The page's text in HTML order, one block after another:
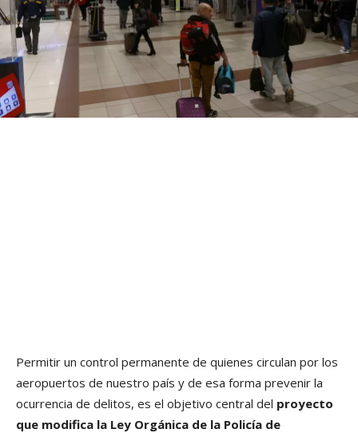
Permitir un control permanente de quienes circulan por los
aeropuertos de nuestro país y de esa forma prevenir la
ocurrencia de delitos, es el objetivo central del proyecto
que modifica la Ley Orgánica de la Policía de